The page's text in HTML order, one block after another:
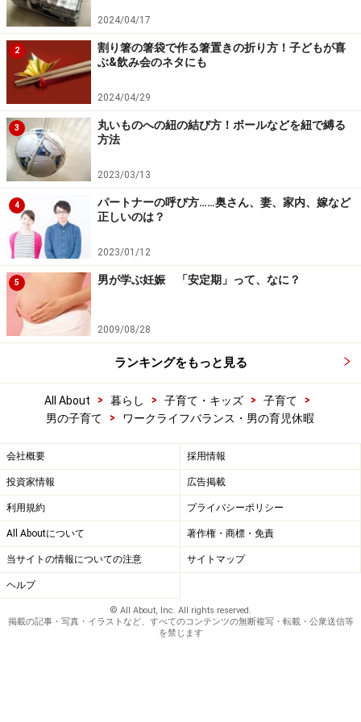
2024/04/17
2
割り箸の箸袋で作る箸置きの折り方！子どもが喜
ぶ&飲み会のネタにも
2024/04/29
3
丸いものへの紐の結び方！ボールなどを紐で縛る
方法
2023/03/13
4
パートナーの呼び方……奥さん、妻、家内、嫁など
正しいのは？
2023/01/12
5 男が学ぶ妊娠 「安定期」って、なに？
2009/08/28
ランキングをもっと見る
All About > 暮らし > 子育て・キッズ > 子育て
>
男の子育て
> ワークライフバランス・男の育児休暇
会社概要 採用情報
投資家情報 広告掲載
利用規約 プライバシーポリシー
All Aboutについて 著作権・商標・免責
当サイトの情報についての注意 サイトマップ
ヘルプ
© All About, Inc. All rights reserved.
掲載の記事・写真・イラストなど、すべてのコンテンツの無断複写・転載・公衆送信等
を禁じます